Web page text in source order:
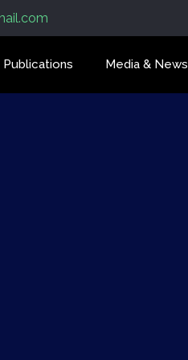
Publications Media & News